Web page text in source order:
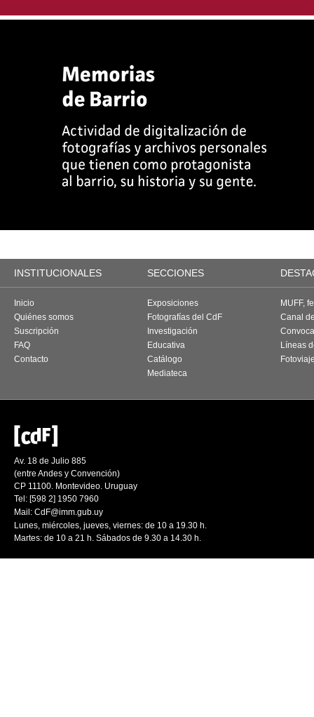
INSTITUCIONALES SECCIONES
Inicio
Quiénes somos
Suscripción
FAQ
Contacto
Exposiciones
Fotografías del CdF
Investigación
Educativa
Catálogo
Mediateca
MUFF,
Canal
Líneas
Av. 18 de Julio 885
(entre Andes y Convención)
CP 11100. Montevideo. Uruguay
Tel: [598 2] 1950 7960
Mail: CdF@imm.gub.uy
Lunes, miércoles, jueves, viernes: de 10 a 19.30 h.
Martes: de 10 a 21 h. Sábados de 9.30 a 14.30 h.